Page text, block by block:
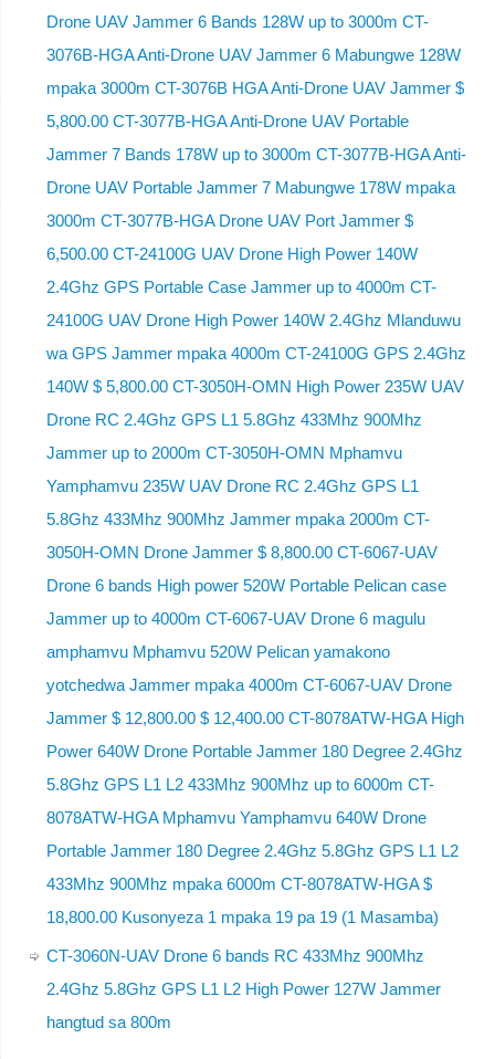
Drone UAV Jammer 6 Bands 128W up to 3000m CT-
3076B-HGA Anti-Drone UAV Jammer 6 Mabungwe 128W
mpaka 3000m CT-3076B HGA Anti-Drone UAV Jammer $
5,800.00 CT-3077B-HGA Anti-Drone UAV Portable
Jammer 7 Bands 178W up to 3000m CT-3077B-HGA Anti-
Drone UAV Portable Jammer 7 Mabungwe 178W mpaka
3000m CT-3077B-HGA Drone UAV Port Jammer $
6,500.00 CT-24100G UAV Drone High Power 140W
2.4Ghz GPS Portable Case Jammer up to 4000m CT-
24100G UAV Drone High Power 140W 2.4Ghz Mlanduwu
wa GPS Jammer mpaka 4000m CT-24100G GPS 2.4Ghz
140W $ 5,800.00 CT-3050H-OMN High Power 235W UAV
Drone RC 2.4Ghz GPS L1 5.8Ghz 433Mhz 900Mhz
Jammer up to 2000m CT-3050H-OMN Mphamvu
Yamphamvu 235W UAV Drone RC 2.4Ghz GPS L1
5.8Ghz 433Mhz 900Mhz Jammer mpaka 2000m CT-
3050H-OMN Drone Jammer $ 8,800.00 CT-6067-UAV
Drone 6 bands High power 520W Portable Pelican case
Jammer up to 4000m CT-6067-UAV Drone 6 magulu
amphamvu Mphamvu 520W Pelican yamakono
yotchedwa Jammer mpaka 4000m CT-6067-UAV Drone
Jammer $ 12,800.00 $ 12,400.00 CT-8078ATW-HGA High
Power 640W Drone Portable Jammer 180 Degree 2.4Ghz
5.8Ghz GPS L1 L2 433Mhz 900Mhz up to 6000m CT-
8078ATW-HGA Mphamvu Yamphamvu 640W Drone
Portable Jammer 180 Degree 2.4Ghz 5.8Ghz GPS L1 L2
433Mhz 900Mhz mpaka 6000m CT-8078ATW-HGA $
18,800.00 Kusonyeza 1 mpaka 19 pa 19 (1 Masamba)
CT-3060N-UAV Drone 6 bands RC 433Mhz 900Mhz
2.4Ghz 5.8Ghz GPS L1 L2 High Power 127W Jammer
hangtud sa 800m